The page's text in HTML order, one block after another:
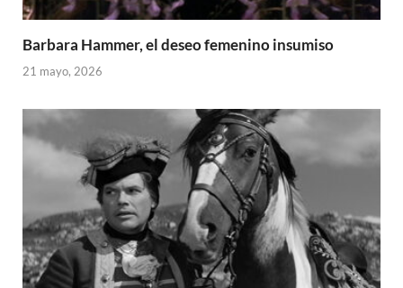
Barbara Hammer, el deseo femenino insumiso
21 mayo, 2026